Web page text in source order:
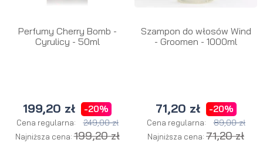
Perfumy Cherry Bomb -
Cyrulicy - 50ml
199,20 zł -20%
Cena regularna: 249,00 zł
Najniższa cena:199,20 zł
Szampon do włosów Wind
- Groomen - 1000ml
71,20 zł -20%
Cena regularna: 89,00 zł
Najniższa cena: 71,20 zł